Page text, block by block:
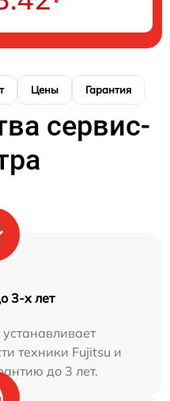
Цены Гарантия
сервис-
3-х лет
техники Fujitsu и
до 3 лет.